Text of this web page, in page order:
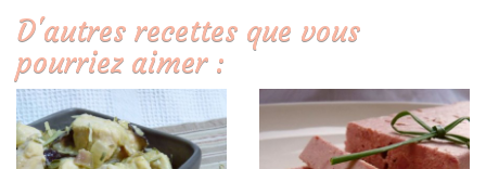
D'autres recettes que vous
pourriez aimer :